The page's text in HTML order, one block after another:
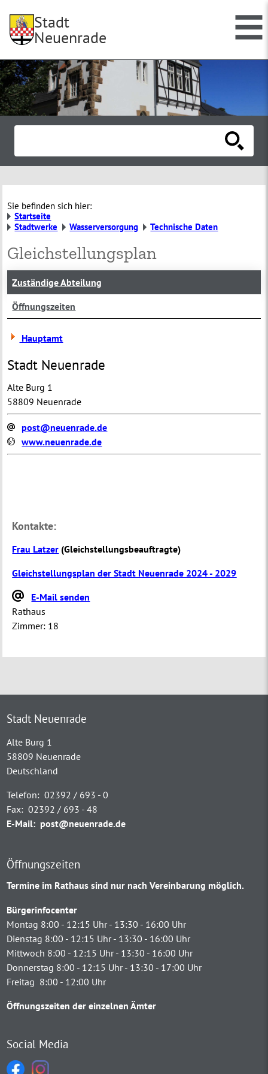
Stadt
Neuenrade
Sie befinden sich hier:
Startseite
Stadtwerke
Wasserversorgung Technische Daten
Gleichstellungsplan
Zuständige Abteilung
Öffnungszeiten
Hauptamt
Stadt Neuenrade
Alte Burg 1
58809 Neuenrade
post@neuenrade.de
www.neuenrade.de
Kontakte:
Frau Latzer (Gleichstellungsbeauftragte)
Gleichstellungsplan der Stadt Neuenrade 2024 - 2029
E-Mail senden
Rathaus
Zimmer: 18
Stadt Neuenrade
Alte Burg 1
58809 Neuenrade
Deutschland
Telefon: 02392 / 693 - 0
Fax: 02392 / 693 - 48
E-Mail: post@neuenrade.de
Öffnungszeiten
Termine im Rathaus sind nur nach Vereinbarung möglich.
Bürgerinfocenter
Montag 8:00 - 12:15 Uhr - 13:30 - 16:00 Uhr
Dienstag 8:00 - 12:15 Uhr - 13:30 - 16:00 Uhr
Mittwoch 8:00 - 12:15 Uhr - 13:30 - 16:00 Uhr
Donnerstag 8:00 - 12:15 Uhr - 13:30 - 17:00 Uhr
Freitag 8:00 - 12:00 Uhr
Öffnungszeiten der einzelnen Ämter
Social Media